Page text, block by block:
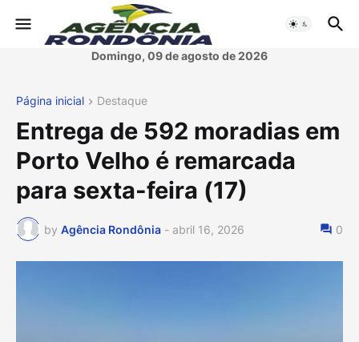
Domingo, 09 de agosto de 2026
Página inicial Destaque
Entrega de 592 moradias em
Porto Velho é remarcada
para sexta-feira (17)
by Agência Rondônia - abril 16, 2026 0